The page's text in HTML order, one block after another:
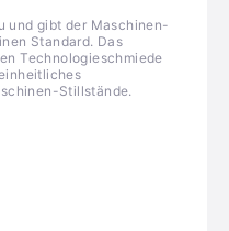
und gibt der Maschinen-
Standard. Das
Technologieschmiede
Stillstände.